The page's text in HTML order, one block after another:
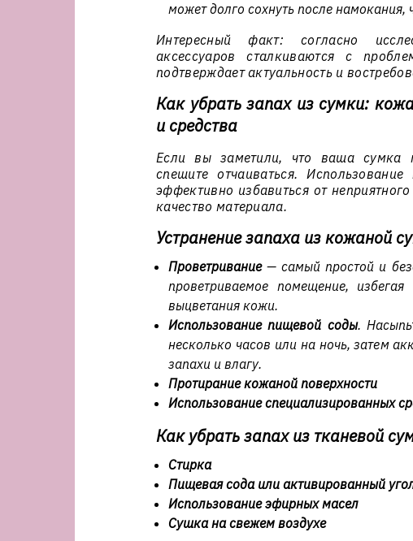
может долго сохнуть после намокания,
Интересный факт: согласно
аксессуаров сталкиваются с
подтверждает актуальность и
Как убрать запах из сумки:
и средства
Если вы заметили, что ваша сумка
спешите отчаиваться.
эффективно избавиться от
качество материала.
Устранение запаха из кожаной
Проветривание— самый простой и
проветриваемое помещение,
выцветания кожи.
Использование пищевой соды.
несколько часов или на ночь, затем
запахи и влагу.
Протирание кожаной поверхности
Использование специализированных
Как убрать запах из тканевой
Стирка
Пищевая сода или активированный
Использование эфирных масел
Сушка на свежем воздухе